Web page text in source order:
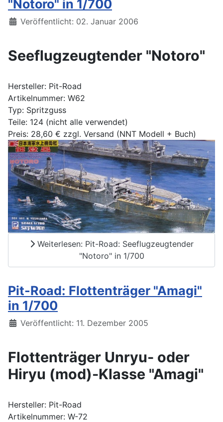
"Notoro" in 1/700
Details
Veröffentlicht: 02. Januar 2006
Seeflugzeugtender "Notoro"
Hersteller: Pit-Road
Artikelnummer: W62
Typ: Spritzguss
Teile: 124 (nicht alle verwendet)
Preis: 28,60 € zzgl. Versand (NNT Modell + Buch)
Weiterlesen: Pit-Road: Seeflugzeugtender
"Notoro" in 1/700
Pit-Road: Flottenträger "Amagi"
in 1/700
Details
Veröffentlicht: 11. Dezember 2005
Flottenträger Unryu- oder
Hiryu (mod)-Klasse "Amagi"
Hersteller: Pit-Road
Artikelnummer: W-72